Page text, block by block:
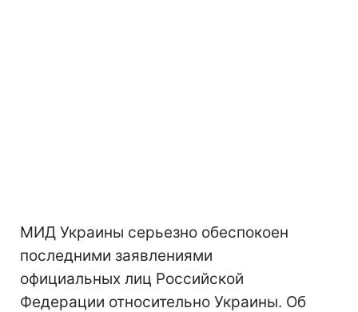
МИД Украины серьезно обеспокоен
последними заявлениями
официальных лиц Российской
Федерации относительно Украины. Об